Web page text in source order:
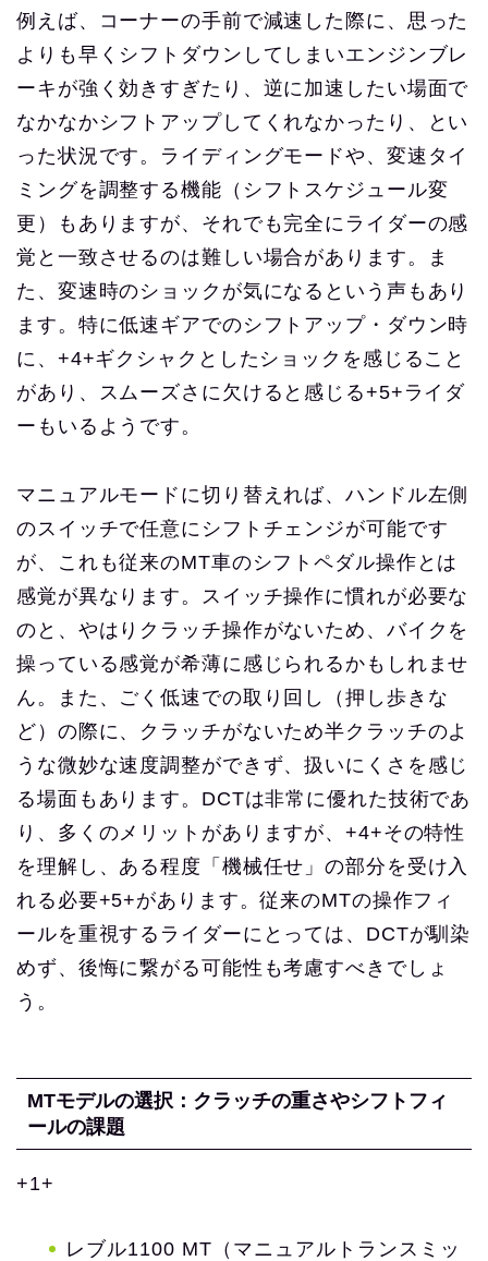
例えば、コーナーの手前で減速した際に、思った
よりも早くシフトダウンしてしまいエンジンブレ
ーキが強く効きすぎたり、逆に加速したい場面で
なかなかシフトアップしてくれなかったり、とい
った状況です。ライディングモードや、変速タイ
ミングを調整する機能（シフトスケジュール変
更）もありますが、それでも完全にライダーの感
覚と一致させるのは難しい場合があります。ま
た、変速時のショックが気になるという声もあり
ます。特に低速ギアでのシフトアップ・ダウン時
に、+4+ギクシャクとしたショックを感じること
があり、スムーズさに欠けると感じる+5+ライダ
ーもいるようです。
マニュアルモードに切り替えれば、ハンドル左側
のスイッチで任意にシフトチェンジが可能です
が、これも従来のMT車のシフトペダル操作とは
感覚が異なります。スイッチ操作に慣れが必要な
のと、やはりクラッチ操作がないため、バイクを
操っている感覚が希薄に感じられるかもしれませ
ん。また、ごく低速での取り回し（押し歩きな
ど）の際に、クラッチがないため半クラッチのよ
うな微妙な速度調整ができず、扱いにくさを感じ
る場面もあります。DCTは非常に優れた技術であ
り、多くのメリットがありますが、+4+その特性
を理解し、ある程度「機械任せ」の部分を受け入
れる必要+5+があります。従来のMTの操作フィ
ールを重視するライダーにとっては、DCTが馴染
めず、後悔に繋がる可能性も考慮すべきでしょ
う。
MTモデルの選択：クラッチの重さやシフトフィ
ールの課題
+1+
レブル1100 MT（マニュアルトランスミッ